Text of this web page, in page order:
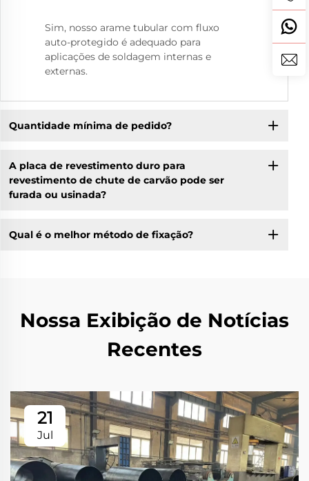
Sim, nosso arame tubular com fluxo
auto-protegido é adequado para
aplicações de soldagem internas e
externas.
Quantidade mínima de pedido?
A placa de revestimento duro para
revestimento de chute de carvão pode ser
furada ou usinada?
Qual é o melhor método de fixação?
Nossa Exibição de Notícias
Recentes
21
Jul